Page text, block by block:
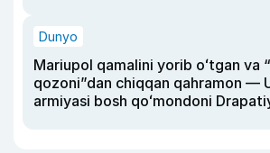
Dunyo
Mariupol qamalini yorib oʻtgan va
qozoni”dan chiqqan qahramon —
armiyasi bosh qoʻmondoni